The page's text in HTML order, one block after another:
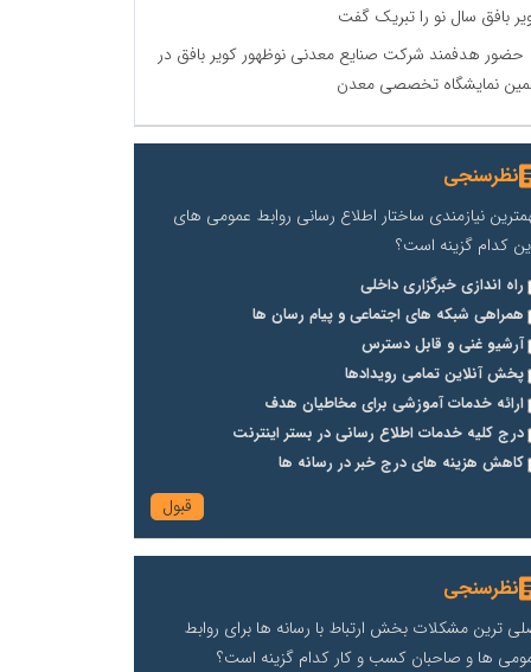
بافق سال نو را تبریک گفت
حضور هدفمند شرکت صنایع معدنی نوظهور کویر بافق در
نمایشگاه تخصصی معدن
نظرسنجی
نیازمندی ساختار اطلاع رسانی روابط عمومی های
کدام گزینه است؟
راه اندازی خبرگزاری داخلی
همراهی شبکه های اجتماعی و پیام رسان ها
آرشیو غنی و قابل دسترس
پخش آنلاین تمامی رویدادها
ارائه خدمات آموزشی برای مخاطیان هدف
درج کلیه خدمات اطلاع رسانی در بستر اینترنت
کاهش هزینه های درج خبر در رسانه ها
نظرسنجی
ترین مشکلات بخش ارتباط با رسانه ها برای روابط
ها و صاحبان کسب و کار کدام گزینه است؟